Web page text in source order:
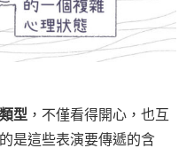
型 ，不僅看得開心，也互
是這些表演要傳遞的含